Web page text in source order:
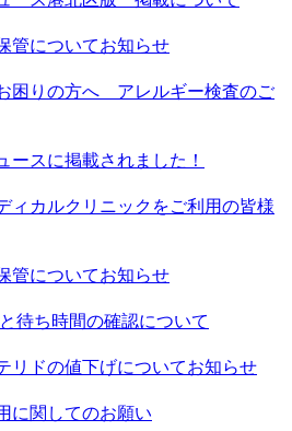
管についてお知らせ
困りの方へ アレルギー検査のご
ースに掲載されました！
ィカルクリニックをご利用の皆様
管についてお知らせ
待ち時間の確認について
リドの値下げについてお知らせ
に関してのお願い